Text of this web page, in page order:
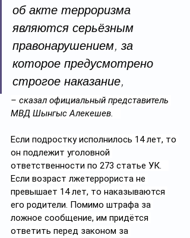
об акте терроризма
являются серьёзным
правонарушением, за
которое предусмотрено
строгое наказание,
– сказал официальный представитель
МВД Шынгыс Алекешев.
Если подростку исполнилось 14 лет, то
он подлежит уголовной
ответственности по 273 статье УК.
Если возраст лжетеррориста не
превышает 14 лет, то наказываются
его родители. Помимо штрафа за
ложное сообщение, им придётся
ответить перед законом за